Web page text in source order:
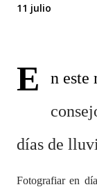
11 julio
E
n este
días de
Fotografiar en